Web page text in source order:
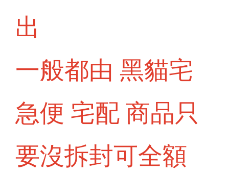
出
一般都由 黑貓宅
急便 宅配 商品只
要沒拆封可全額